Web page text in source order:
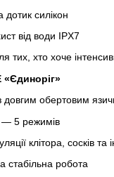
силікон
від води IPX7
тих, хто хоче
довгим обертовим
— 5 режимів
клітора, сосків та
стабільна робота